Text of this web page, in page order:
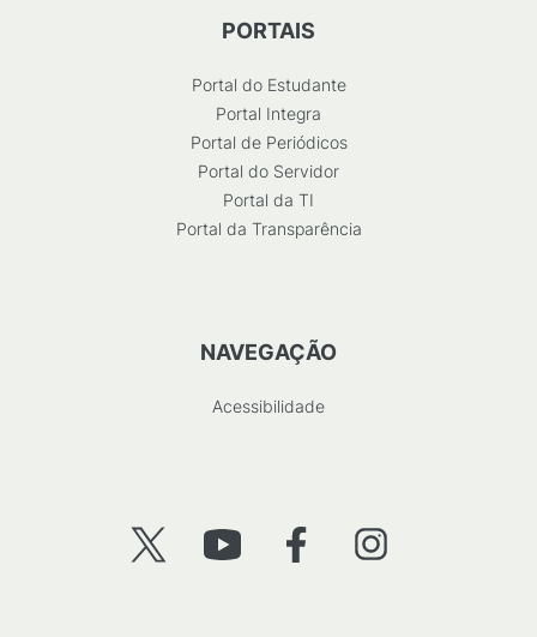
PORTAIS
Portal do Estudante
Portal Integra
Portal de Periódicos
Portal do Servidor
Portal da TI
Portal da Transparência
NAVEGAÇÃO
Acessibilidade